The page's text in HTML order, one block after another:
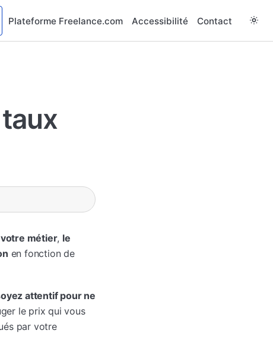
Plateforme Freelance.com Accessibilité Contact
métier, le
en fonction de
attentif pour ne
le prix qui vous
par votre